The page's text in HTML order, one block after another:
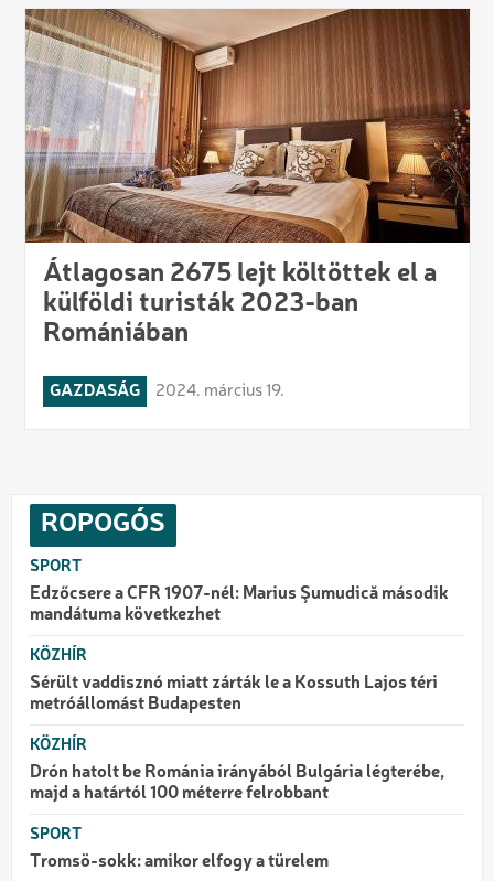
Átlagosan 2675 lejt költöttek el a
külföldi turisták 2023-ban
Romániában
GAZDASÁG 2024. március 19.
ROPOGÓS
SPORT
Edzőcsere a CFR 1907-nél: Marius Şumudică második
mandátuma következhet
KÖZHÍR
Sérült vaddisznó miatt zárták le a Kossuth Lajos téri
metróállomást Budapesten
KÖZHÍR
Drón hatolt be Románia irányából Bulgária légterébe,
majd a határtól 100 méterre felrobbant
SPORT
Tromsö-sokk: amikor elfogy a türelem